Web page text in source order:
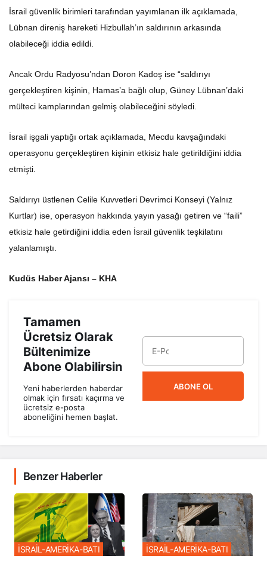
İsrail güvenlik birimleri tarafından yayımlanan ilk açıklamada,
Lübnan direniş hareketi Hizbullah’ın saldırının arkasında
olabileceği iddia edildi.
Ancak Ordu Radyosu’ndan Doron Kadoş ise “saldırıyı
gerçekleştiren kişinin, Hamas’a bağlı olup, Güney Lübnan’daki
mülteci kamplarından gelmiş olabileceğini söyledi.
İsrail işgali yaptığı ortak açıklamada, Mecdu kavşağındaki
operasyonu gerçekleştiren kişinin etkisiz hale getirildiğini iddia
etmişti.
Saldırıyı üstlenen Celile Kuvvetleri Devrimci Konseyi (Yalnız
Kurtlar) ise, operasyon hakkında yayın yasağı getiren ve “faili”
etkisiz hale getirdiğini iddia eden İsrail güvenlik teşkilatını
yalanlamıştı.
Kudüs Haber Ajansı – KHA
Tamamen
Ücretsiz Olarak
Bültenimize
Abone Olabilirsin
Yeni haberlerden haberdar
olmak için fırsatı kaçırma ve
ücretsiz e-posta
aboneliğini hemen başlat.
ABONE OL
Benzer Haberler
İSRAİL-AMERİKA-BATI İSRAİL-AMERİKA-BATI